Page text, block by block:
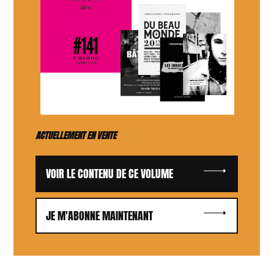
ACTUELLEMENT EN VENTE
VOIR LE CONTENU DE CE VOLUME
JE M'ABONNE MAINTENANT